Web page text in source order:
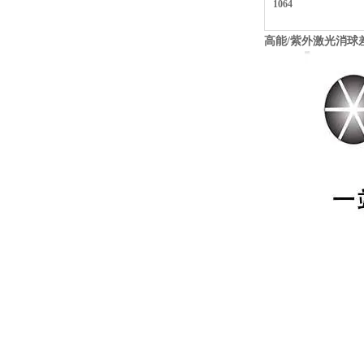
1064
高能/紫外激光消球